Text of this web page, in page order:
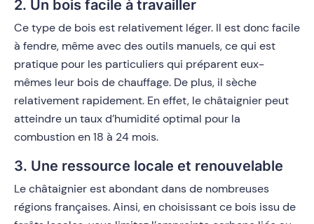
2. Un bois facile à travailler
Ce type de bois est relativement léger. Il est donc facile
à fendre, même avec des outils manuels, ce qui est
pratique pour les particuliers qui préparent eux-
mêmes leur bois de chauffage. De plus, il sèche
relativement rapidement. En effet, le châtaignier peut
atteindre un taux d’humidité optimal pour la
combustion en 18 à 24 mois.
3. Une ressource locale et renouvelable
Le châtaignier est abondant dans de nombreuses
régions françaises. Ainsi, en choisissant ce bois issu de